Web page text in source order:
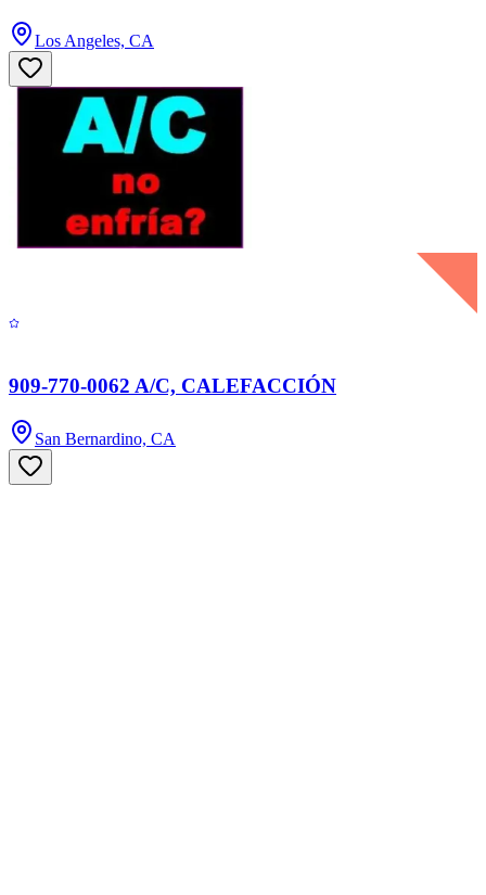
Los Angeles, CA
909-770-0062 A/C, CALEFACCIÓN
San Bernardino, CA